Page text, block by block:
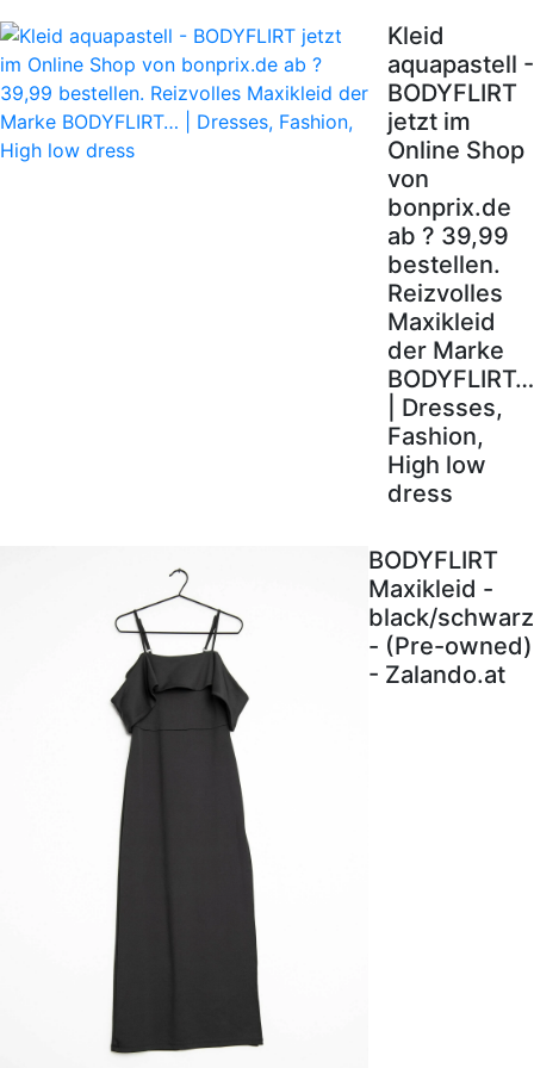
Kleid
aquapastell -
BODYFLIRT
jetzt im
Online Shop
von
bonprix.de
ab ? 39,99
bestellen.
Reizvolles
Maxikleid
der Marke
BODYFLIRT…
| Dresses,
Fashion,
High low
dress
BODYFLIRT
Maxikleid -
black/schwarz
- (Pre-owned)
- Zalando.at